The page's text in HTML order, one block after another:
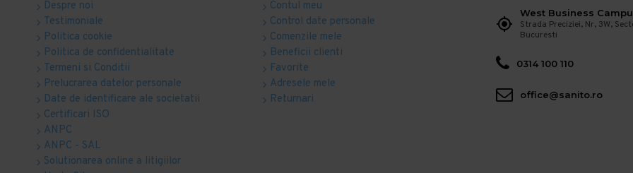
Despre noi
Testimoniale
Politica cookie
Politica de confidentialitate
Termeni si Conditii
Prelucrarea datelor personale
Date de identificare ale societatii
Certificari ISO
ANPC
ANPC - SAL
Solutionarea online a litigiilor
Contul meu
Control date personale
Comenzile mele
Beneficii clienti
Favorite
Adresele mele
Returnari
West Business
Strada Preciziei, Nr, 3W,
Bucuresti
0314 100 110
office@sanito.ro